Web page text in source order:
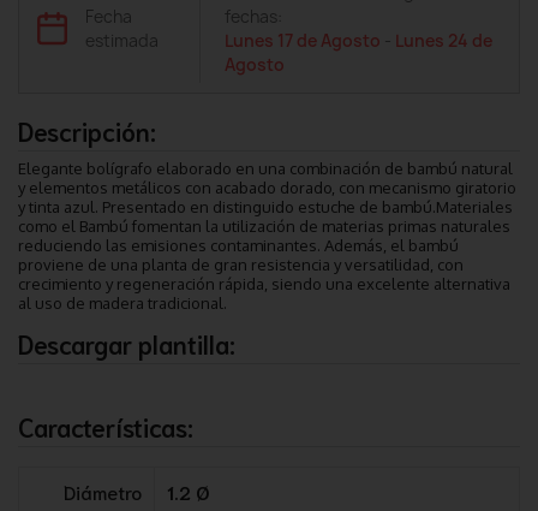
Fecha
estimada
fechas:
Lunes 17 de Agosto - Lunes 24 de
Agosto
Descripción:
Elegante bolígrafo elaborado en una combinación de bambú natural
y elementos metálicos con acabado dorado, con mecanismo giratorio
y tinta azul. Presentado en distinguido estuche de bambú.Materiales
como el Bambú fomentan la utilización de materias primas naturales
reduciendo las emisiones contaminantes. Además, el bambú
proviene de una planta de gran resistencia y versatilidad, con
crecimiento y regeneración rápida, siendo una excelente alternativa
al uso de madera tradicional.
Descargar plantilla:
Características:
Diámetro
1.2 Ø